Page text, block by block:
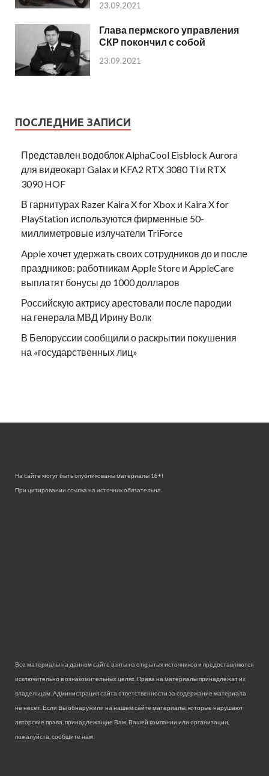
23.09.2021
Глава пермского управления
СКР покончил с собой
23.09.2021
ПОСЛЕДНИЕ ЗАПИСИ
Представлен водоблок AlphaCool Eisblock Aurora
для видеокарт Galax и KFA2 RTX 3080 Ti и RTX
3090 HOF
В гарнитурах Razer Kaira X for Xbox и Kaira X for
PlayStation используются фирменные 50-
миллиметровые излучатели TriForce
Apple хочет удержать своих сотрудников до и после
праздников: работникам Apple Store и AppleCare
выплатят бонусы до 1000 долларов
Российскую актрису арестовали после пародии
на генерала МВД Ирину Волк
В Белоруссии сообщили о раскрытии покушения
на «государственных лиц»
На сайте могут быть опубликованы материалы 18+!
При цитировании ссылка на источник обязательна.
Все материалы на данном сайте взяты из открытых источников и предоставляются
исключительно в ознакомительных целях. Права на материалы принадлежат их
владельцам. Администрация сайта ответственности за содержание материала
не несет. Если Вы обнаружили на нашем сайте материалы, которые нарушают
авторские права, принадлежащие Вам, Вашей компании или организации,
пожалуйста, сообщите нам.